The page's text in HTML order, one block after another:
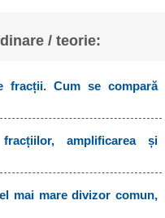
/ teorie:
fracții. Cum se compară
amplificarea și
mai mare divizor comun,